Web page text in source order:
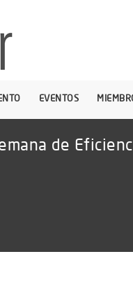
EVENTOS
de